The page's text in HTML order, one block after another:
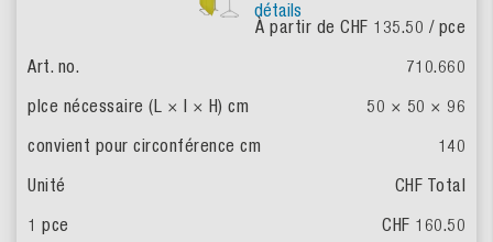
détails
À partir de CHF 135.50 / pce
710.660
50 × 50 × 96
140
CHF Total
CHF 160.50